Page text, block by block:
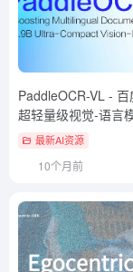
PaddleOCR-VL - 百
超轻量级视觉-语言
最新AI资源
10个月前